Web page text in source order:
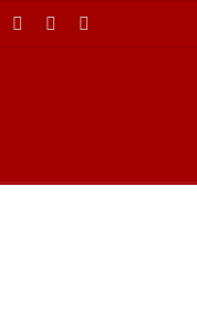
Facebook YouTube